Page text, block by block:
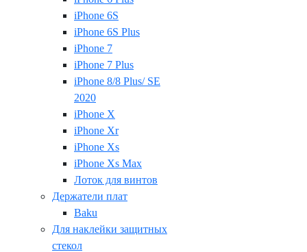
iPhone 6S
iPhone 6S Plus
iPhone 7
iPhone 7 Plus
iPhone 8/8 Plus/ SE
2020
iPhone X
iPhone Xr
iPhone Xs
iPhone Xs Max
Лоток для винтов
Держатели плат
Baku
Для наклейки защитных
стекол